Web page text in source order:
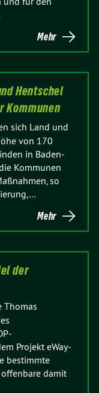
Mehr
Hentschel
Kommunen
sich Land und
von 170
in Baden-
Kommunen
so
Mehr
der
Thomas
Projekt eWay-
bestimmte
damit